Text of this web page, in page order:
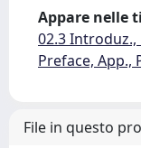
Appare nelle
02.3 Introduz.,
Preface, App.,
File in questo